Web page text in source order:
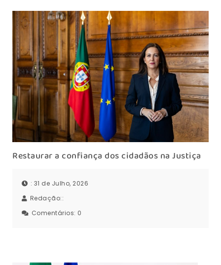
Restaurar a confiança dos cidadãos na Justiça
: 31 de Julho, 2026
Redação::
Comentários: 0